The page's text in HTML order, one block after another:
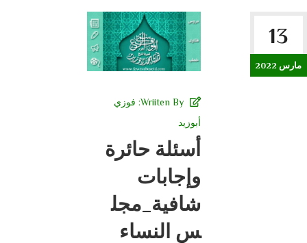
13
مارس 2022
Wriiten By: فوزي
أبوزيد
أسئلة حائرة
وإجابات
شافية_مجل
س النساء